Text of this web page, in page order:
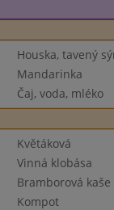
Houska, tavený
Mandarinka
Čaj, voda, mléko
Květáková
Vinná klobása
Bramborová kaše
Kompot